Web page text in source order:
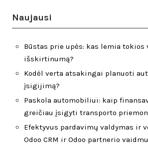
Naujausi
Būstas prie upės: kas lemia tokios
išskirtinumą?
Kodėl verta atsakingai planuoti
įsigijimą?
Paskola automobiliui: kaip
greičiau įsigyti transporto
Efektyvus pardavimų valdymas ir
Odoo CRM ir Odoo partnerio